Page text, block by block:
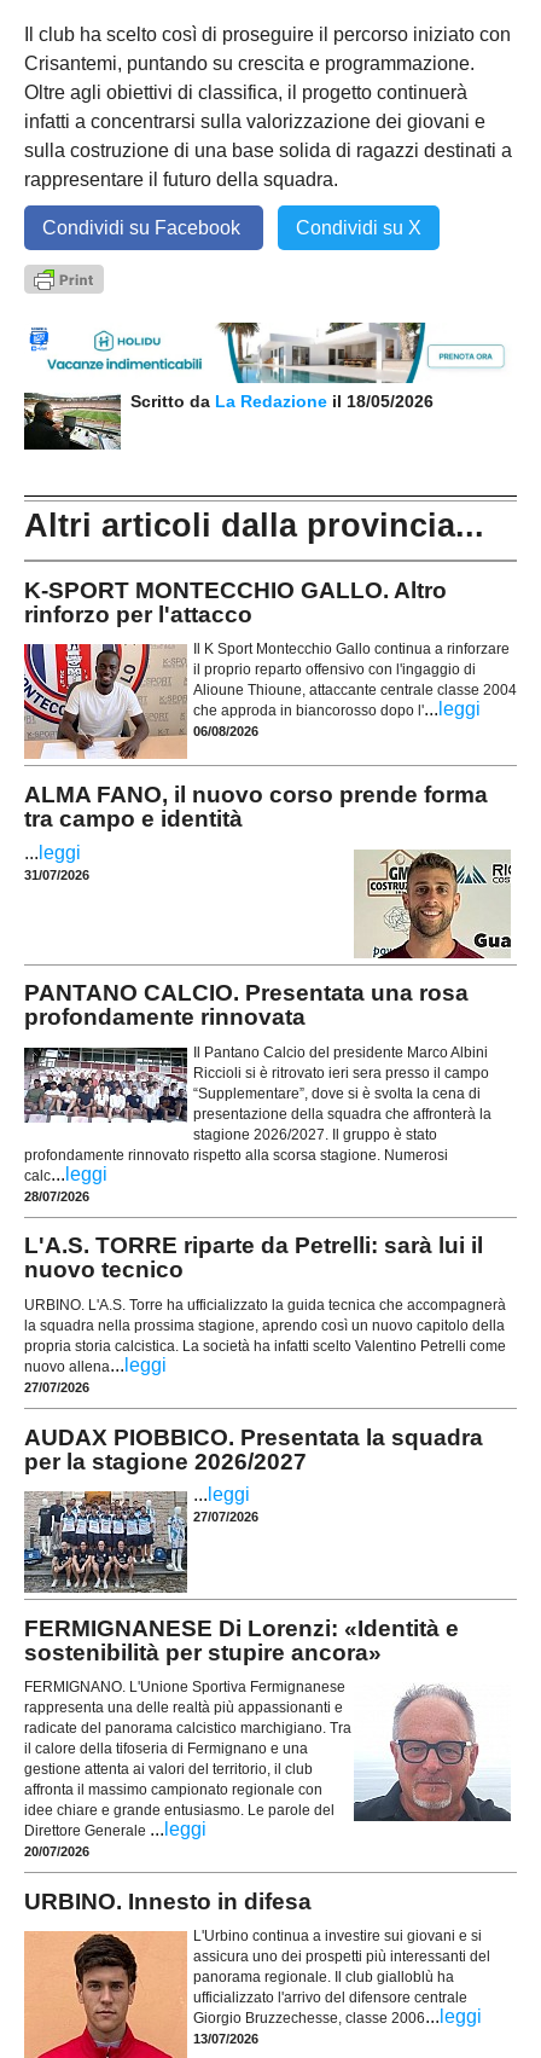
Il club ha scelto così di proseguire il percorso iniziato con
Crisantemi, puntando su crescita e programmazione.
Oltre agli obiettivi di classifica, il progetto continuerà
infatti a concentrarsi sulla valorizzazione dei giovani e
sulla costruzione di una base solida di ragazzi destinati a
rappresentare il futuro della squadra.
Condividi su Facebook Condividi su X
Scritto da La Redazione il 18/05/2026
Altri articoli dalla provincia...
K-SPORT MONTECCHIO GALLO. Altro
rinforzo per l'attacco
Il K Sport Montecchio Gallo continua a rinforzare
il proprio reparto offensivo con l'ingaggio di
Alioune Thioune, attaccante centrale classe 2004
che approda in biancorosso dopo l'... leggi
06/08/2026
ALMA FANO, il nuovo corso prende forma
tra campo e identità
... leggi
31/07/2026
PANTANO CALCIO. Presentata una rosa
profondamente rinnovata
Il Pantano Calcio del presidente Marco Albini
Riccioli si è ritrovato ieri sera presso il campo
“Supplementare”, dove si è svolta la cena di
presentazione della squadra che affronterà la
stagione 2026/2027. Il gruppo è stato
profondamente rinnovato rispetto alla scorsa stagione. Numerosi
calc... leggi
28/07/2026
L'A.S. TORRE riparte da Petrelli: sarà lui il
nuovo tecnico
URBINO. L'A.S. Torre ha ufficializzato la guida tecnica che accompagnerà
la squadra nella prossima stagione, aprendo così un nuovo capitolo della
propria storia calcistica. La società ha infatti scelto Valentino Petrelli come
nuovo allena... leggi
27/07/2026
AUDAX PIOBBICO. Presentata la squadra
per la stagione 2026/2027
... leggi
27/07/2026
FERMIGNANESE Di Lorenzi: «Identità e
sostenibilità per stupire ancora»
FERMIGNANO. L'Unione Sportiva Fermignanese
rappresenta una delle realtà più appassionanti e
radicate del panorama calcistico marchigiano. Tra
il calore della tifoseria di Fermignano e una
gestione attenta ai valori del territorio, il club
affronta il massimo campionato regionale con
idee chiare e grande entusiasmo. Le parole del
Direttore Generale ... leggi
20/07/2026
URBINO. Innesto in difesa
L'Urbino continua a investire sui giovani e si
assicura uno dei prospetti più interessanti del
panorama regionale. Il club gialloblù ha
ufficializzato l'arrivo del difensore centrale
Giorgio Bruzzechesse, classe 2006... leggi
13/07/2026